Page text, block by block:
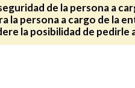
de la persona a
la persona a cargo de la
la posibilidad de pedirle